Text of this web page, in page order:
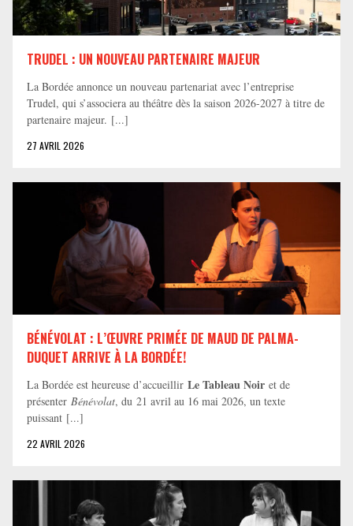
TRUDEL : UN NOUVEAU PARTENAIRE MAJEUR
La Bordée annonce un nouveau partenariat avec l’entreprise
Trudel, qui s’associera au théâtre dès la saison 2026-2027 à titre de
partenaire majeur. [...]
27 AVRIL 2026
BÉNÉVOLAT : L’ŒUVRE PRIMÉE DE MAUD DE PALMA-
DUQUET ARRIVE À LA BORDÉE!
La Bordée est heureuse d’accueillir Le Tableau Noir et de
présenter Bénévolat, du 21 avril au 16 mai 2026, un texte
puissant [...]
22 AVRIL 2026